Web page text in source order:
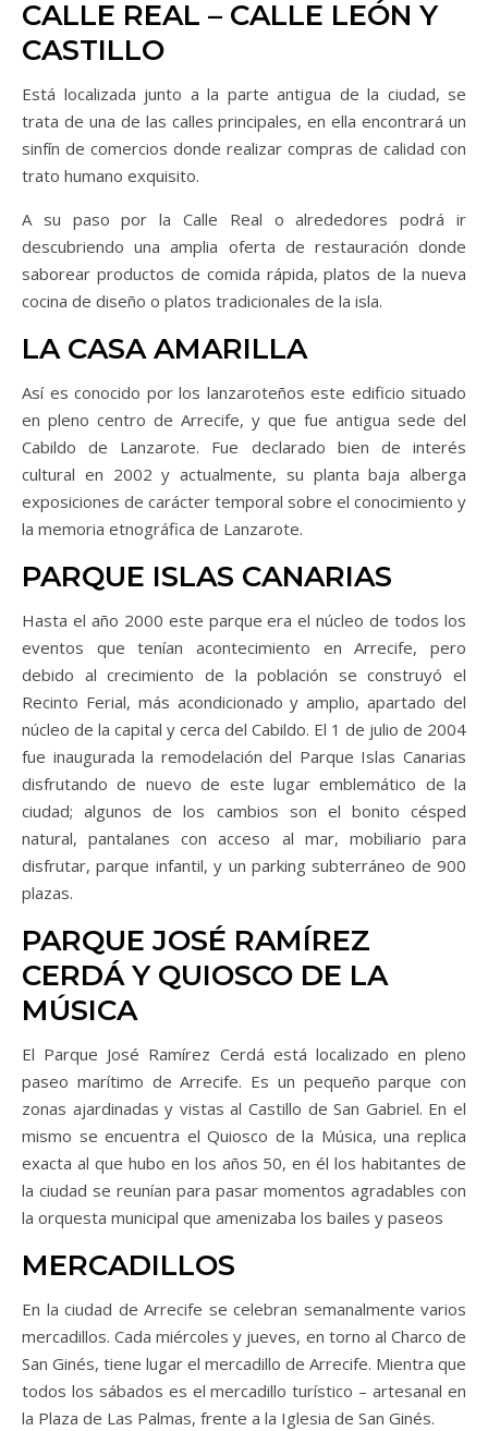
CALLE REAL – CALLE LEÓN Y
CASTILLO
Está localizada junto a la parte antigua de la ciudad, se
trata de una de las calles principales, en ella encontrará un
sinfín de comercios donde realizar compras de calidad con
trato humano exquisito.
A su paso por la Calle Real o alrededores podrá ir
descubriendo una amplia oferta de restauración donde
saborear productos de comida rápida, platos de la nueva
cocina de diseño o platos tradicionales de la isla.
LA CASA AMARILLA
Así es conocido por los lanzaroteños este edificio situado
en pleno centro de Arrecife, y que fue antigua sede del
Cabildo de Lanzarote. Fue declarado bien de interés
cultural en 2002 y actualmente, su planta baja alberga
exposiciones de carácter temporal sobre el conocimiento y
la memoria etnográfica de Lanzarote.
PARQUE ISLAS CANARIAS
Hasta el año 2000 este parque era el núcleo de todos los
eventos que tenían acontecimiento en Arrecife, pero
debido al crecimiento de la población se construyó el
Recinto Ferial, más acondicionado y amplio, apartado del
núcleo de la capital y cerca del Cabildo. El 1 de julio de 2004
fue inaugurada la remodelación del Parque Islas Canarias
disfrutando de nuevo de este lugar emblemático de la
ciudad; algunos de los cambios son el bonito césped
natural, pantalanes con acceso al mar, mobiliario para
disfrutar, parque infantil, y un parking subterráneo de 900
plazas.
PARQUE JOSÉ RAMÍREZ
CERDÁ Y QUIOSCO DE LA
MÚSICA
El Parque José Ramírez Cerdá está localizado en pleno
paseo marítimo de Arrecife. Es un pequeño parque con
zonas ajardinadas y vistas al Castillo de San Gabriel. En el
mismo se encuentra el Quiosco de la Música, una replica
exacta al que hubo en los años 50, en él los habitantes de
la ciudad se reunían para pasar momentos agradables con
la orquesta municipal que amenizaba los bailes y paseos
MERCADILLOS
En la ciudad de Arrecife se celebran semanalmente varios
mercadillos. Cada miércoles y jueves, en torno al Charco de
San Ginés, tiene lugar el mercadillo de Arrecife. Mientra que
todos los sábados es el mercadillo turístico – artesanal en
la Plaza de Las Palmas, frente a la Iglesia de San Ginés.